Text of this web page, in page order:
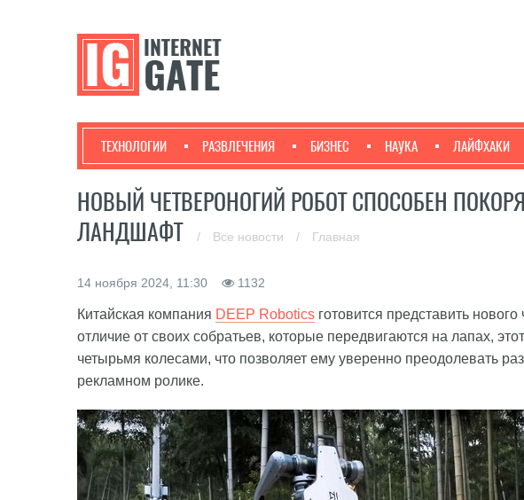
ТЕХНОЛОГИИ РАЗВЛЕЧЕНИЯ БИЗНЕС НАУКА ЛАЙФХАКИ
НОВЫЙ ЧЕТВЕРОНОГИЙ РОБОТ СПОСОБЕН
ЛАНДШАФТ
/ Все новости / Главная
14 ноября 2024, 11:30 1132
Китайская компания DEEP Robotics готовится представить
отличие от своих собратьев, которые передвигаются на лапах,
четырьмя колесами, что позволяет ему уверенно преодолевать
рекламном ролике.